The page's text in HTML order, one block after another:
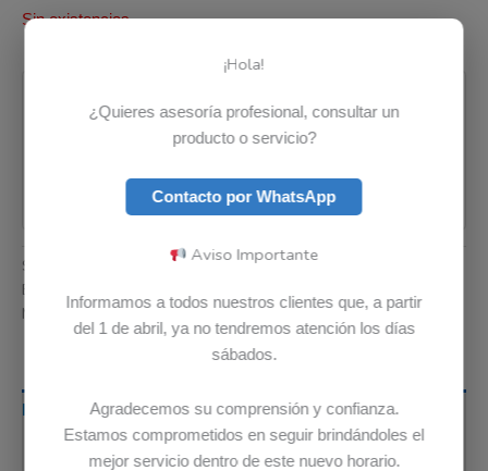
Sin existencias
Pago seguro garantizado
SKU: Categoría:Baterias
Etiquetas:
Marca:Lenovo
Descripción
Información adicional
¡Hola!
¿Quieres asesoría profesional, consultar un
producto o servicio?
Contacto por WhatsApp
Aviso Importante
Informamos a todos nuestros clientes que, a partir
del 1 de abril, ya no tendremos atención los días
sábados.
Agradecemos su comprensión y confianza.
Estamos comprometidos en seguir brindándoles el
mejor servicio dentro de este nuevo horario.